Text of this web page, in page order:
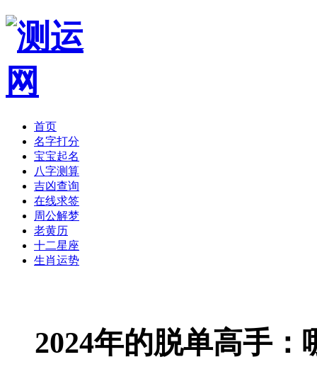
首页
名字打分
宝宝起名
八字测算
吉凶查询
在线求签
周公解梦
老黄历
十二星座
生肖运势
2024年的脱单高手